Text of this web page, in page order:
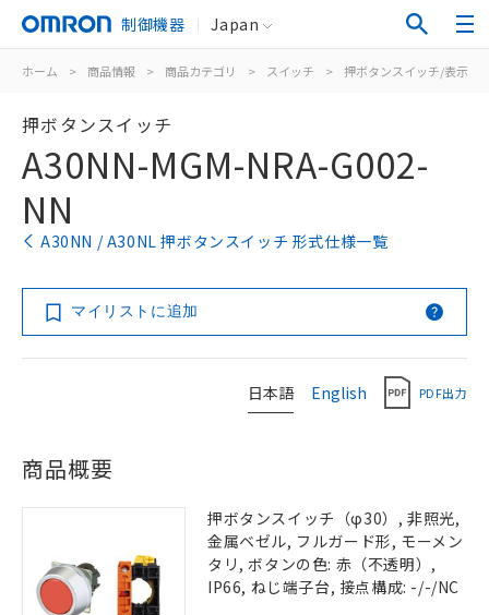
制御機器 Japan
ホーム > 商品情報 > 商品カテゴリ > スイッチ > 押ボタンスイッチ/表示灯
押ボタンスイッチ
A30NN-MGM-NRA-G002-
NN
A30NN / A30NL 押ボタンスイッチ 形式仕様一覧
マイリストに追加
日本語 English PDF出力
商品概要
押ボタンスイッチ（φ30）, 非照光,
金属ベゼル, フルガード形, モーメン
タリ, ボタンの色: 赤（不透明）,
IP66, ねじ端子台, 接点構成: -/-/NC